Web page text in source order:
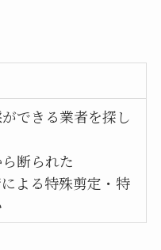
できる業者を探し
断られた
よる特殊剪定・特